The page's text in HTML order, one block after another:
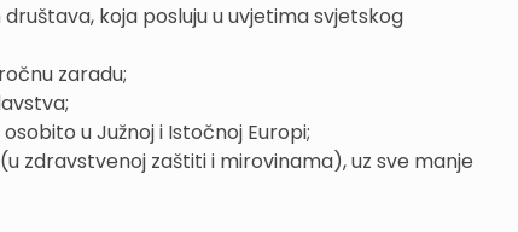
koja posluju u uvjetima svjetskog
zaradu;
u Južnoj i Istočnoj Europi;
zdravstvenoj zaštiti i mirovinama), uz sve manje